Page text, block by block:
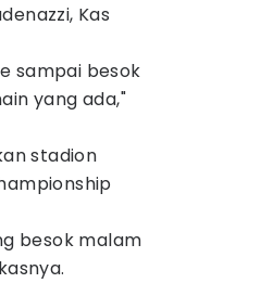
Kas
sampai besok
yang ada,"
stadion
besok malam